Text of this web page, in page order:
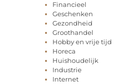
Financieel
Geschenken
Gezondheid
Groothandel
Hobby en vrije tijd
Horeca
Huishoudelijk
Industrie
Internet